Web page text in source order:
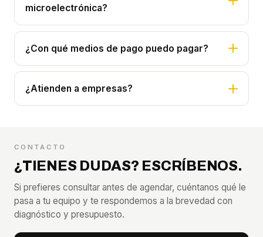
microelectrónica?
¿Con qué medios de pago puedo pagar?
¿Atienden a empresas?
CONTACTO
¿TIENES DUDAS? ESCRÍBENOS.
Si prefieres consultar antes de agendar, cuéntanos qué le
pasa a tu equipo y te respondemos a la brevedad con
diagnóstico y presupuesto.